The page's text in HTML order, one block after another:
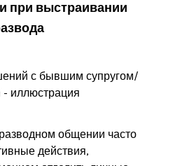
при выстраивании
общении часто
действия,